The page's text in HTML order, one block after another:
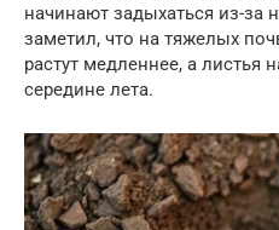
начинают задыхаться из-за
заметил, что на тяжелых
растут медленнее, а листья
середине лета.